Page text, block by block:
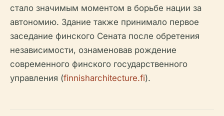
стало значимым моментом в борьбе нации за
автономию. Здание также принимало первое
заседание финского Сената после обретения
независимости, ознаменовав рождение
современного финского государственного
управления (finnisharchitecture.fi).